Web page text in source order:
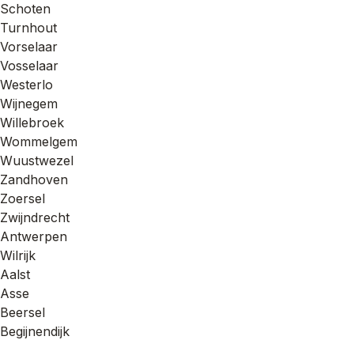
Schoten
Turnhout
Vorselaar
Vosselaar
Westerlo
Wijnegem
Willebroek
Wommelgem
Wuustwezel
Zandhoven
Zoersel
Zwijndrecht
Antwerpen
Wilrijk
Aalst
Asse
Beersel
Begijnendijk